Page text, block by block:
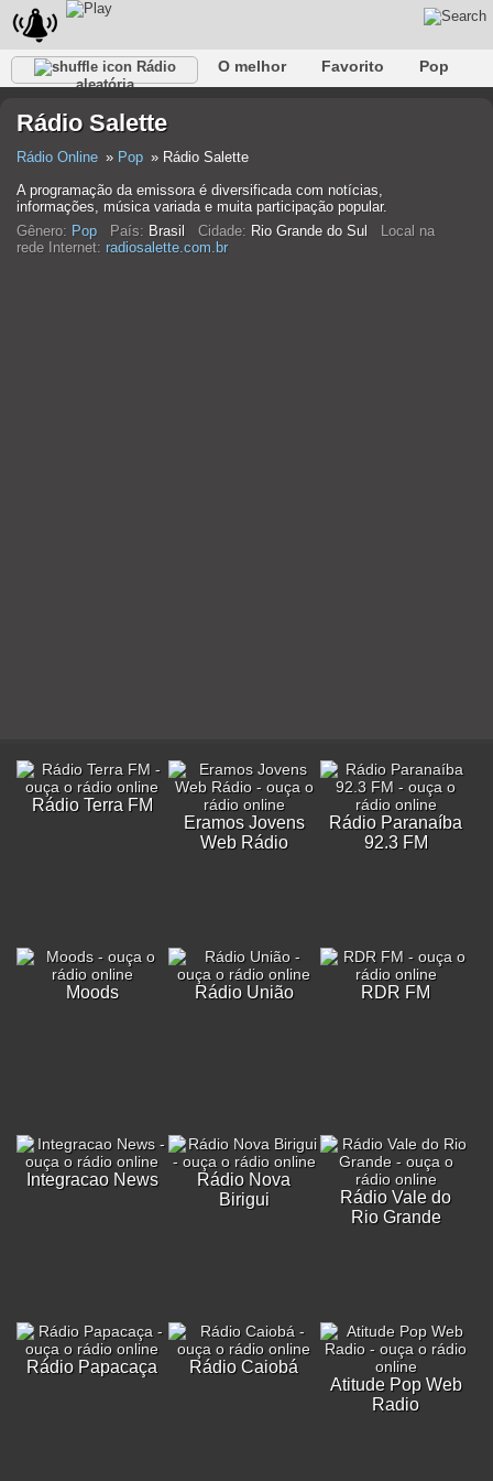
Rádio
aleatória
O melhor Favorito
Pop
Rap
Falk Jazz
Rádio Salette
Rádio Online Pop
Rádio Salette
A programação da emissora é diversificada com notícias,
informações, música variada e muita participação popular.
Gênero: Pop País: Brasil Cidade: Rio Grande do Sul
Local na
rede Internet: radiosalette.com.br
Rádio Terra FM
Eramos Jovens
Web Rádio
Rádio Paranaíba
92.3 FM
Moods Rádio União RDR FM
Integracao News
Rádio Nova
Birigui
Rádio Vale do
Rio Grande
Rádio Papacaça
Rádio Caiobá
Atitude Pop Web
Radio